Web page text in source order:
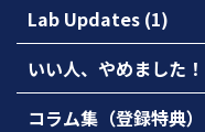
Lab Updates (1)
いい人、やめました
コラム集（登録特典